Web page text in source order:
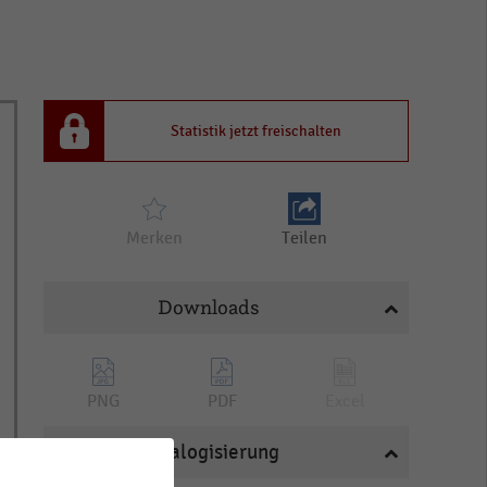
Statistik jetzt freischalten
Merken Teilen
Downloads
PNG PDF
Katalogisierung